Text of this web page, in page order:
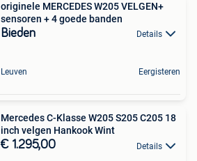
originele MERCEDES W205 VELGEN+
sensoren + 4 goede banden
Bieden Details
Leuven Eergisteren
Mercedes C-Klasse W205 S205 C205 18
inch velgen Hankook Wint
€ 1.295,00 Details